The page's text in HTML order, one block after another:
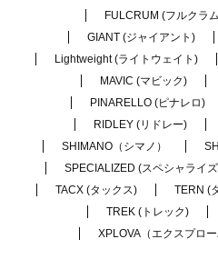
FULCRUM (フルクラ
GIANT (ジャイアント)
Lightweight (ライトウェイト)
MAVIC (マビック)
PINARELLO (ピナレロ)
RIDLEY (リドレー)
SHIMANO（シマノ）
SPECIALIZED (スペシャライ
TACX (タックス)
TERN (
TREK (トレック)
XPLOVA（エクスプロー